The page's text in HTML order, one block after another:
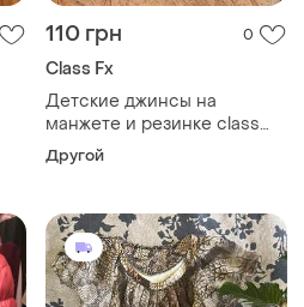
110 грн 0
Class Fx
Детские джинсы на
манжете и резинке class
класс 6-18м
Другой